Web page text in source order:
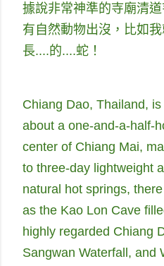
據說非常神準的寺廟清
有自然動物出沒，比如
長....的....蛇！
Chiang Dao, Thailand,
about a one-and-a-half-
center of Chiang Mai,
to three-day lightweight
natural hot springs,
as the Kao Lon Cave
highly regarded Chiang
Sangwan Waterfall, and